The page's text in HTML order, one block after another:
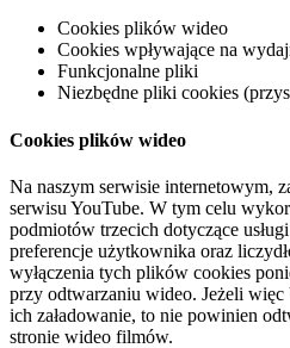
Cookies plików wideo
Cookies wpływające na
Funkcjonalne pliki
Niezbędne pliki cookies
Cookies plików wideo
Na naszym serwisie internetowym,
serwisu YouTube. W tym celu
podmiotów trzecich dotyczące
preferencje użytkownika oraz
wyłączenia tych plików cookies
przy odtwarzaniu wideo. Jeżeli
ich załadowanie, to nie powinien
stronie wideo filmów.